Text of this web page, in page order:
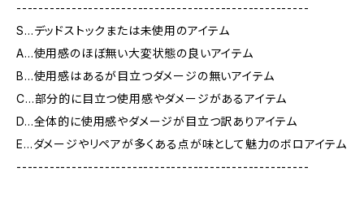
-----------------------------------------------------
S…デッドストックまたは未使用のアイテム
A…使用感のほぼ無い大変状態の良いアイテム
B…使用感はあるが目立つダメージの無いアイテム
C…部分的に目立つ使用感やダメージがあるアイテム
D…全体的に使用感やダメージが目立つ訳ありアイテム
E…ダメージやリペアが多くある点が味として魅力のボロアイテム
-----------------------------------------------------